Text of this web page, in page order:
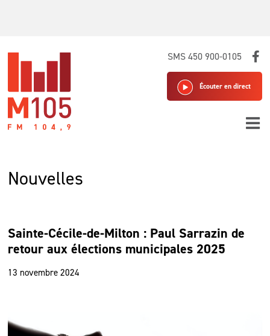
SMS 450 900-0105
Écouter en direct
Nouvelles
Sainte-Cécile-de-Milton : Paul Sarrazin de
retour aux élections municipales 2025
13 novembre 2024